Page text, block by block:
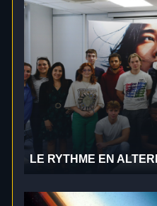
LE RYTHME EN